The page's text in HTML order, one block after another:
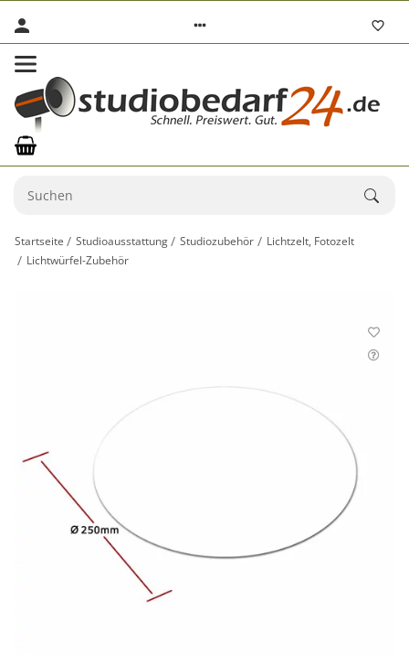
Startseite Studioausstattung Studiozubehör
Lichtzelt, Fotozelt
Lichtwürfel-Zubehör